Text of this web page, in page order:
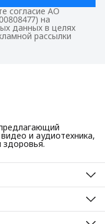
согласие АО
на
данных в целях
рассылки
и аудиотехника,
здоровья.